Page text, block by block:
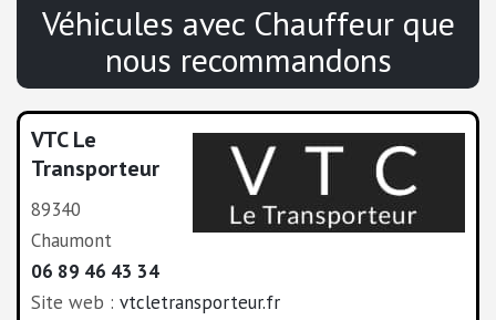
Véhicules avec Chauffeur que
nous recommandons
VTC Le
Transporteur
89340
Chaumont
06 89 46 43 34
Site web : vtcletransporteur.fr